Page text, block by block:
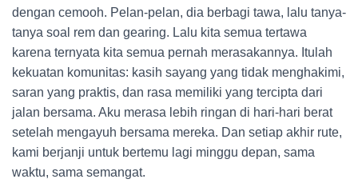
dengan cemooh. Pelan-pelan, dia berbagi tawa, lalu tanya-
tanya soal rem dan gearing. Lalu kita semua tertawa
karena ternyata kita semua pernah merasakannya. Itulah
kekuatan komunitas: kasih sayang yang tidak menghakimi,
saran yang praktis, dan rasa memiliki yang tercipta dari
jalan bersama. Aku merasa lebih ringan di hari-hari berat
setelah mengayuh bersama mereka. Dan setiap akhir rute,
kami berjanji untuk bertemu lagi minggu depan, sama
waktu, sama semangat.